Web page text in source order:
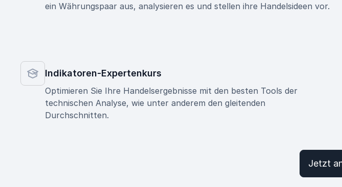
ein Währungspaar aus, analysieren es und stellen ihre Handelsideen vor.
Indikatoren-Expertenkurs
Optimieren Sie Ihre Handelsergebnisse mit den besten Tools der
technischen Analyse, wie unter anderem den gleitenden
Durchschnitten.
Jetzt